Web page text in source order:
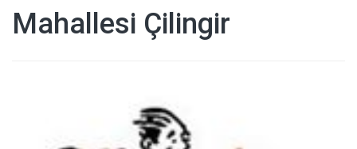
Mahallesi Çilingir